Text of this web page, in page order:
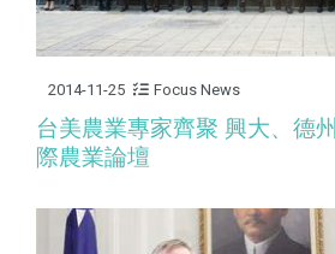
2014-11-25 Focus News
台美農業專家齊聚 興大、德
際農業論壇